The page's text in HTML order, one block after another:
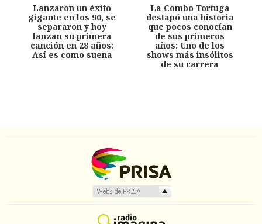
Lanzaron un éxito
gigante en los 90, se
separaron y hoy
lanzan su primera
canción en 28 años:
Así es como suena
La Combo Tortuga
destapó una historia
que pocos conocían
de sus primeros
años: Uno de los
shows más insólitos
de su carrera